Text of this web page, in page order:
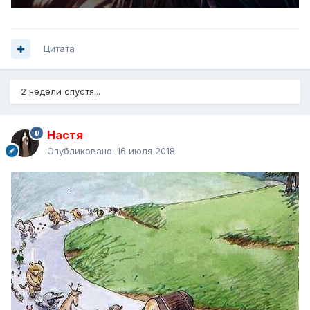
Цитата
2 недели спустя...
Настя
Опубликовано: 16 июля 2018